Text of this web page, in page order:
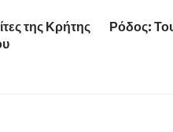
της Κρήτης
Ρόδος: